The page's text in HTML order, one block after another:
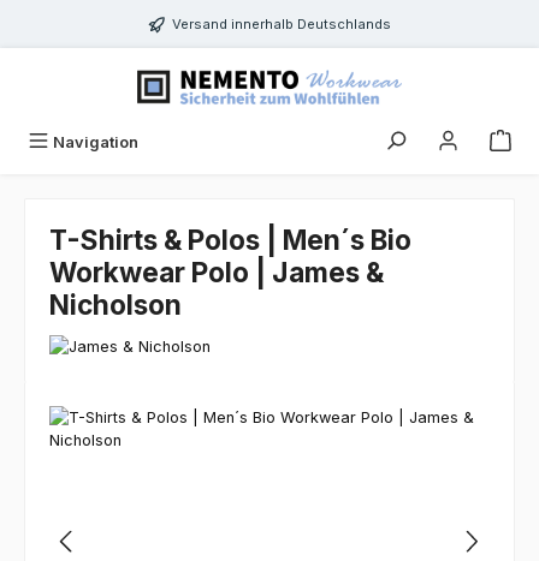
Zum Hauptinhalt springenVersand innerhalb Deutschlands
Navigation
T-Shirts & Polos | Men´s Bio
Workwear Polo | James &
Nicholson
Bildergalerie überspringen